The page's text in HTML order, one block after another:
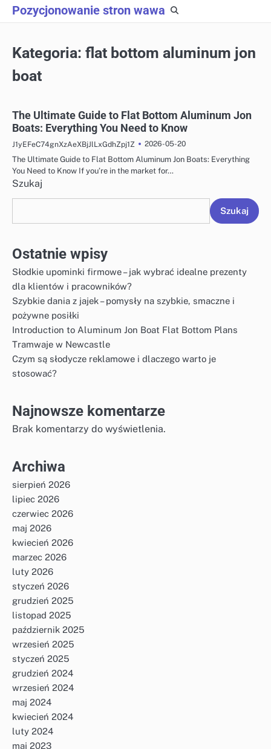
Skip
to
Pozycjonowanie stron wawa
Kategoria: flat bottom aluminum jon
boat
The Ultimate Guide to Flat Bottom Aluminum Jon
Boats: Everything You Need to Know
J1yEFeC74gnXzAeXBjJlLxGdhZpj1Z
2026-05-20
The Ultimate Guide to Flat Bottom Aluminum Jon Boats: Everything
You Need to Know If you’re in the market for…
Szukaj
Szukaj
Ostatnie wpisy
Słodkie upominki firmowe – jak wybrać idealne prezenty
dla klientów i pracowników?
Szybkie dania z jajek – pomysły na szybkie, smaczne i
pożywne posiłki
Introduction to Aluminum Jon Boat Flat Bottom Plans
Tramwaje w Newcastle
Czym są słodycze reklamowe i dlaczego warto je
stosować?
Najnowsze komentarze
Brak komentarzy do wyświetlenia.
Archiwa
sierpień 2026
lipiec 2026
czerwiec 2026
maj 2026
kwiecień 2026
marzec 2026
luty 2026
styczeń 2026
grudzień 2025
listopad 2025
październik 2025
wrzesień 2025
styczeń 2025
grudzień 2024
wrzesień 2024
maj 2024
kwiecień 2024
luty 2024
maj 2023